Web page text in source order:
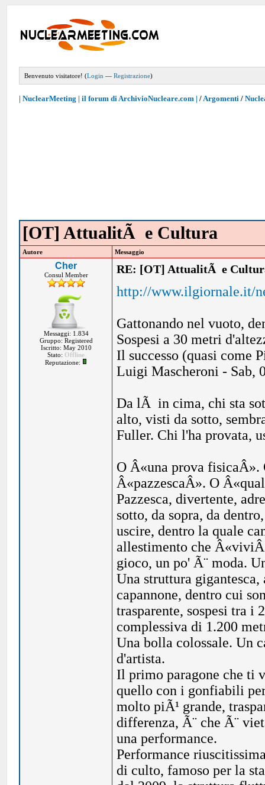
Benvenuto visitatore! (Login —Registrazione)
| NuclearMeeting | il forum di ArchivioNucleare.com | /Argomenti /
[OT] AttualitÃ e Cultura
Autore Messaggio
Cher
Consul Member
Messaggi: 1.834
Gruppo: Registered
Iscritto: May 2010
Stato: Offline
Reputazione:
RE: [OT] AttualitÃ e
http://www.ilgiornale.it/
Gattonando nel vuoto,
Sospesi a 30 metri
Il successo (quasi come
Luigi Mascheroni - Sab,
Da lÃ in cima, chi sta
alto, visti da sotto,
Fuller. Chi l'ha provata,
O Â«una prova fisicaÂ».
Â«pazzescaÂ». O
Pazzesca, divertente,
sotto, da sopra, da
uscire, dentro la quale
allestimento che
gioco, un po' Ã¨ moda.
Una struttura
capannone, dentro cui
trasparente, sospesi tra i
complessiva di 1.200
Una bolla colossale. Un
d'artista.
Il primo paragone che ti
quello con i gonfiabili
molto piÃ¹ grande,
differenza, Ã¨ che Ã¨
una performance.
Performance
di culto, famoso per la